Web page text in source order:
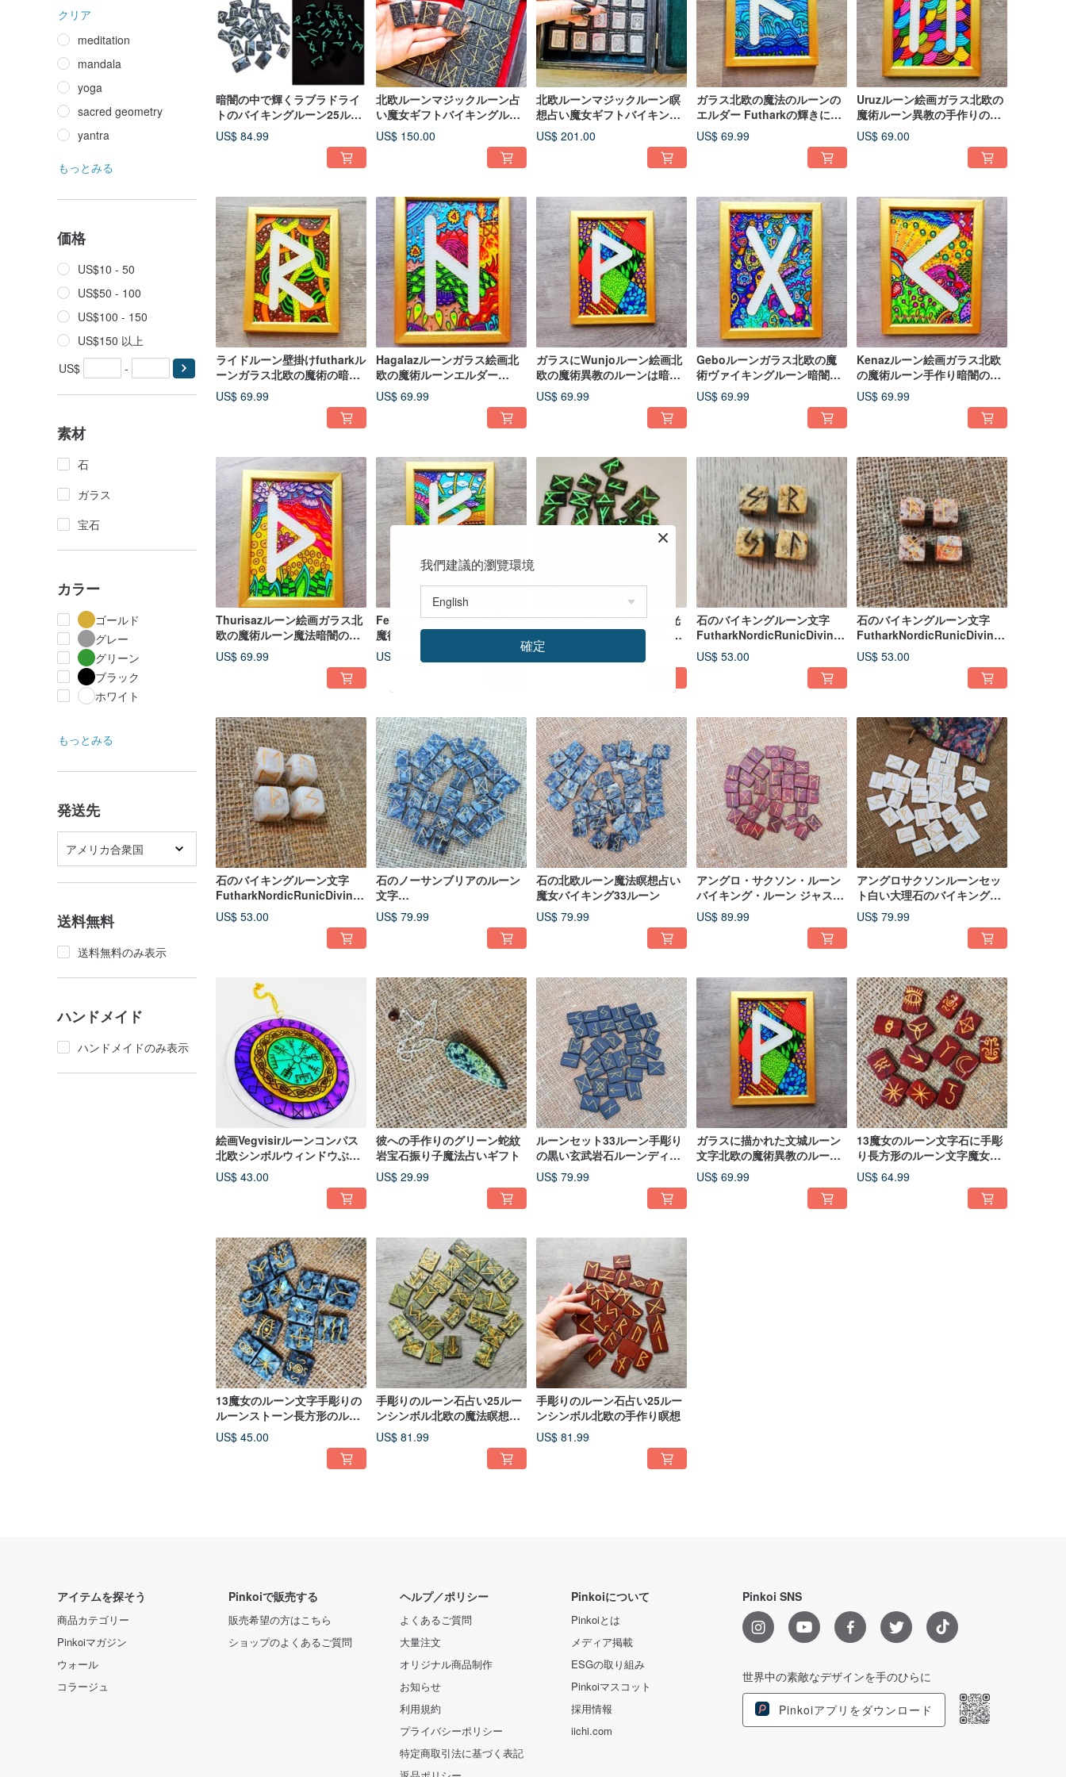
クリア
meditation
mandala
yoga
sacred geometry
yantra
もっとみる
価格
US$10 - 50
US$50 - 100
US$100 - 150
US$150 以上
US$
-
素材
石
ガラス
宝石
カラー
ゴールド
グレー
グリーン
ブラック
ホワイト
もっとみる
発送先
アメリカ合衆国
送料無料
送料無料のみ表示
ハンドメイド
ハンドメイドのみ表示
暗闇の中で輝くラブラドライ
トのバイキングルーン25ルー
ンストーン占いAsatru
US$ 84.99
北欧ルーンマジックルーン占
い魔女ギフトバイキングルー
ンボックス占い
US$ 150.00
北欧ルーンマジックルーン瞑
想占い魔女ギフトバイキング
秘密ルーンボックス
US$ 201.00
ガラス北欧の魔法のルーンの
エルダー Futharkの輝きに
Ansuzルーン絵画暗闇の中で
US$ 69.99
Uruzルーン絵画ガラス北欧の
魔術ルーン異教の手作りの輝
きで暗闇の中で
US$ 69.00
ライドルーン壁掛けfutharkル
ーンガラス北欧の魔術の暗闇
の中で光る
US$ 69.99
Hagalazルーンガラス絵画北
欧の魔術ルーンエルダー
futhark暗闇の中で光る
US$ 69.99
ガラスにWunjoルーン絵画北
欧の魔術異教のルーンは暗闇
の中で輝く
US$ 69.99
Geboルーンガラス北欧の魔
術ヴァイキングルーン暗闇の
中で輝く上の絵画
US$ 69.99
Kenazルーン絵画ガラス北欧
の魔術ルーン手作り暗闇の中
で輝く
US$ 69.99
Thurisazルーン絵画ガラス北
欧の魔術ルーン魔法暗闇の中
で光る
US$ 69.99
Fehuルーン絵画ガラス北欧の
魔術バイキングルーン魔法の
暗闇の中で輝き
US$ 69.99
バイキングルーン石暗闇で光
る25ルーンストーンフサルク
占い
US$ 84.99
石のバイキングルーン文字
FutharkNordicRunicDivinati
on北ヨーロッパ
US$ 53.00
石のバイキングルーン文字
FutharkNordicRunicDivinati
on北ヨーロッパ
US$ 53.00
石のバイキングルーン文字
FutharkNordicRunicDivinati
on北ヨーロッパ
US$ 53.00
石のノーサンブリアのルーン
文字
MagicMeditationDivination
Viking33ルーン文字
US$ 79.99
石の北欧ルーン魔法瞑想占い
魔女バイキング33ルーン
US$ 79.99
アングロ・サクソン・ルーン
バイキング・ルーン ジャスパ
ー製 33個のルーンストーン
北欧の魔法 占い
US$ 89.99
アングロサクソンルーンセッ
ト白い大理石のバイキングル
ーンとリネンバッグ33ルーン
ストーン
US$ 79.99
絵画Vegvisirルーンコンパス
北欧シンボルウィンドウぶら
下げガラスサンキャッチャー
US$ 43.00
彼への手作りのグリーン蛇紋
岩宝石振り子魔法占いギフト
US$ 29.99
ルーンセット33ルーン手彫り
の黒い玄武岩石ルーンディビ
ネーションスピリチュアルギ
フト
US$ 79.99
ガラスに描かれた文城ルーン
文字北欧の魔術異教のルーン
文字手作りのフサルク
US$ 69.99
13魔女のルーン文字石に手彫
り長方形のルーン文字魔女ウ
ィッカ異教
US$ 64.99
13魔女のルーン文字手彫りの
ルーンストーン長方形のルー
ン文字魔女ウィッカ異教
US$ 45.00
手彫りのルーン石占い25ルー
ンシンボル北欧の魔法瞑想ギ
フト
US$ 81.99
手彫りのルーン石占い25ルー
ンシンボル北欧の手作り瞑想
US$ 81.99
アイテムを探そう
商品カテゴリー
Pinkoiマガジン
ウォール
コラージュ
Pinkoiで販売する
販売希望の方はこちら
ショップのよくあるご質問
ヘルプ／ポリシー
よくあるご質問
大量注文
オリジナル商品制作
お知らせ
利用規約
プライバシーポリシー
特定商取引法に基づく表記
Pinkoiについて
Pinkoiとは
メディア掲載
ESGの取り組み
Pinkoiマスコット
採用情報
iichi.com
Pinkoi SNS
世界中の素敵なデザインを手のひらに
Pinkoiアプリをダウンロード
我們建議的瀏覽環境
確定